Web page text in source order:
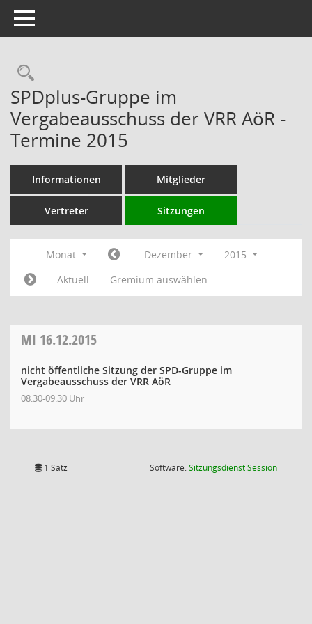
Toggle navigation
Rechercheauswahl
SPDplus-Gruppe im
Vergabeausschuss der VRR AöR -
Termine 2015
Informationen Mitglieder
Vertreter Sitzungen
Monat Dezember
2015
Aktuell
Gremium auswählen
MI 16.12.2015
nicht öffentliche Sitzung der SPD-Gruppe im
Vergabeausschuss der VRR AöR
08:30-09:30 Uhr
1 Satz Software:SitzungsdienstSession(Wird in